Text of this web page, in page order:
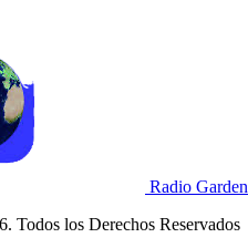
Radio Garden
Todos los Derechos Reservados